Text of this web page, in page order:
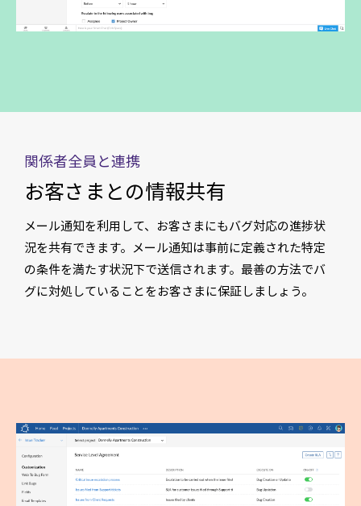
関係者全員と連携
お客さまとの情報共有
メール通知を利用して、お客さまにもバグ対応の進捗状
況を共有できます。メール通知は事前に定義された特定
の条件を満たす状況下で送信されます。最善の方法でバ
グに対処していることをお客さまに保証しましょう。